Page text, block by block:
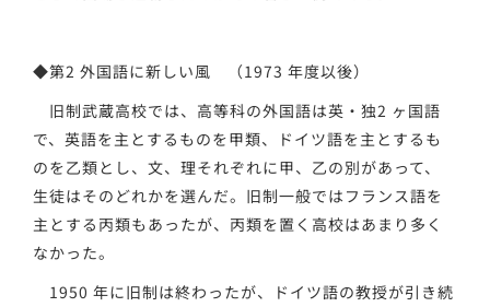
◆第2 外国語に新しい風 （1973 年度以後）
旧制武蔵高校では、高等科の外国語は英・独2 ヶ国語
で、英語を主とするものを甲類、ドイツ語を主とするも
のを乙類とし、文、理それぞれに甲、乙の別があって、
生徒はそのどれかを選んだ。旧制一般ではフランス語を
主とする丙類もあったが、丙類を置く高校はあまり多く
なかった。
1950 年に旧制は終わったが、ドイツ語の教授が引き続